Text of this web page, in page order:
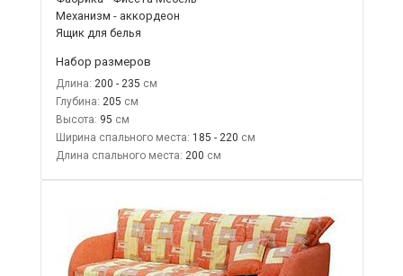
Механизм - аккордеон
Ящик для белья
Набор размеров
Длина: 200 - 235
Глубина: 205
Высота: 95
Ширина спального места: 185 - 220
Длина спального места: 200